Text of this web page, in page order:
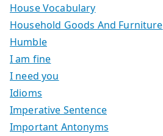
House Vocabulary
Household Goods And Furniture
Humble
I am fine
I need you
Idioms
Imperative Sentence
Important Antonyms